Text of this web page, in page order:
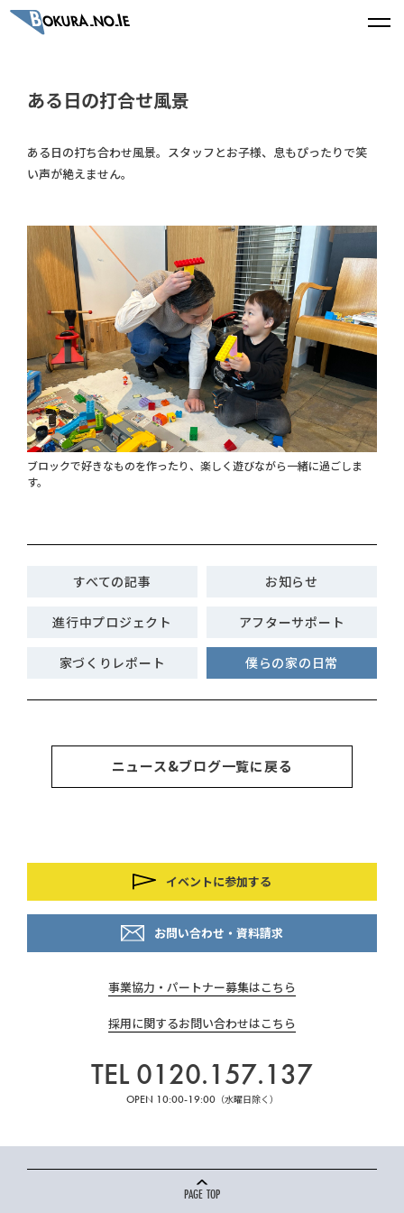
ある日の打合せ風景
ある日の打ち合わせ風景。スタッフとお子様、息もぴったりで笑
い声が絶えません。
ブロックで好きなものを作ったり、楽しく遊びながら一緒に過ごしま
す。
すべての記事 お知らせ
進行中プロジェクト アフターサポート
家づくりレポート 僕らの家の日常
ニュース&ブログ一覧に戻る
イベントに参加する
お問い合わせ・資料請求
事業協力・パートナー募集はこちら
採用に関するお問い合わせはこちら
TEL 0120.157.137
OPEN 10:00-19:00（水曜日除く）
PAGE TOP